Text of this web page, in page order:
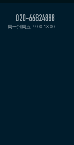
周一到周五 9:00-18:00